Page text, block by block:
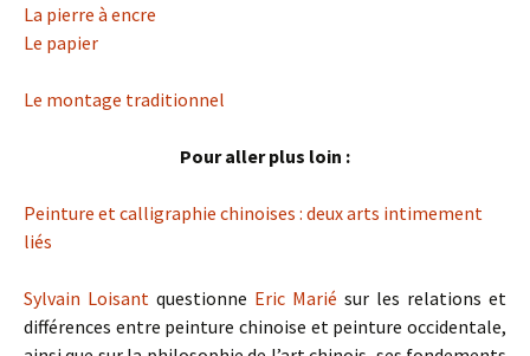
La pierre à encre
Le papier
Le montage traditionnel
Pour aller plus loin :
Peinture et calligraphie chinoises : deux arts intimement
liés
Sylvain Loisant questionne Eric Marié sur les relations et
différences entre peinture chinoise et peinture occidentale,